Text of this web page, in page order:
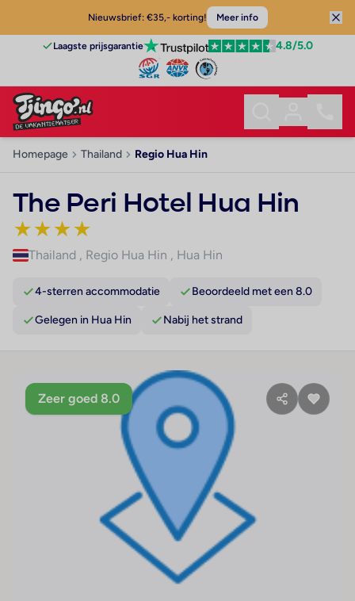
Nieuwsbrief: €35,- korting! Meer info
Laagste prijsgarantie 4.8/5.0
Homepage Thailand Regio Hua Hin
The Peri Hotel Hua Hin
★★★★
Thailand , Regio Hua Hin , Hua Hin
4-sterren accommodatie Beoordeeld met een 8.0
Gelegen in Hua Hin Nabij het strand
Zeer goed 8.0